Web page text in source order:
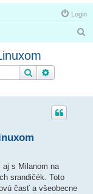
Login
Search
aj s Milanom na
srandičék. Toto
časť a všeobecne